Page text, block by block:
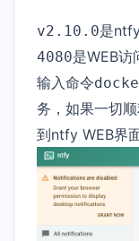
v2.10.0是
4080是WEB访
输入命令
务，如果一切
到ntfy WEB界面